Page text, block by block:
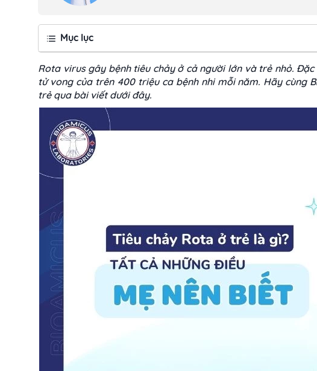
Mục lục
Rota virus gây bệnh tiêu chảy ở cả người lớn và trẻ nhỏ.
tử vong của trên 400 triệu ca bệnh nhi mỗi năm. Hãy cùng
trẻ qua bài viết dưới đây.